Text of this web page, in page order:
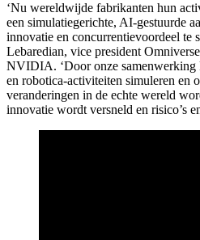
‘Nu wereldwijde fabrikanten hun
een simulatiegerichte, AI-gestuurde
innovatie en concurrentievoordeel te
Lebaredian, vice president
NVIDIA. ‘Door onze samenwerking
en robotica-activiteiten simuleren en
veranderingen in de echte wereld
innovatie wordt versneld en risico’s